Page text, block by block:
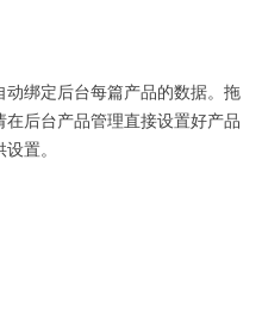
动绑定后台每篇产品的数据。拖
后台产品管理直接设置好产品
置。